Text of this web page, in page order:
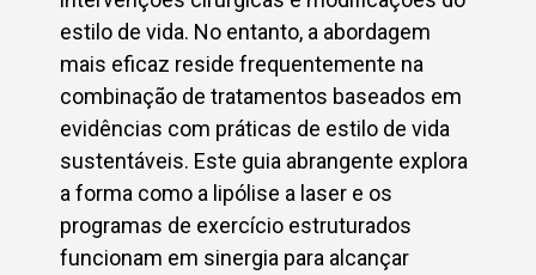
estilo de vida. No entanto, a abordagem
mais eficaz reside frequentemente na
combinação de tratamentos baseados em
evidências com práticas de estilo de vida
sustentáveis. Este guia abrangente explora
a forma como a lipólise a laser e os
programas de exercício estruturados
funcionam em sinergia para alcançar